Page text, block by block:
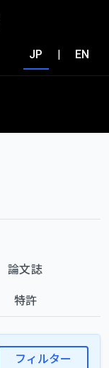
JP | EN
論文誌
特許
フィルター